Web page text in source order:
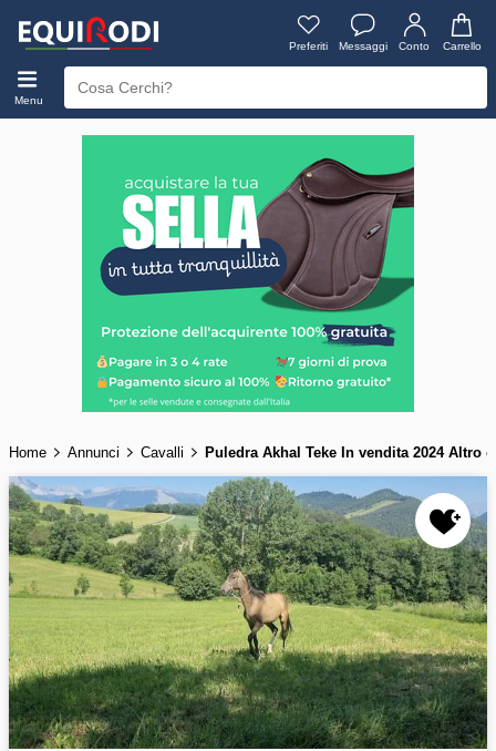
Preferiti Messaggi Conto Carrello
Menu
Home Annunci Cavalli Puledra Akhal Teke In vendita 2024 Altro